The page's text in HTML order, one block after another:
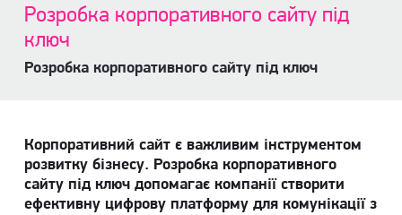
Розробка корпоративного сайту під
ключ
Розробка корпоративного сайту під ключ
Корпоративний сайт є важливим інструментом
розвитку бізнесу. Розробка корпоративного
сайту під ключ допомагає компанії створити
ефективну цифрову платформу для комунікації з